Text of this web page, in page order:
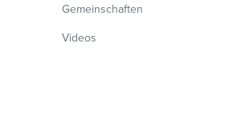
Gemeinschaften
Videos